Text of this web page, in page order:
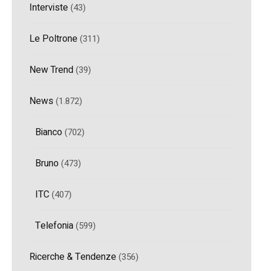
Interviste(43)
Le Poltrone(311)
New Trend(39)
News (1.872)
Bianco(702)
Bruno(473)
ITC(407)
Telefonia(599)
Ricerche & Tendenze(356)